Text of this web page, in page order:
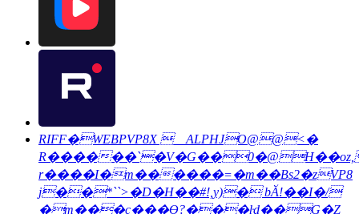
RIFF�WEBPVP8X __ALPHJO@@<�
R����
r����I�m������=�m��Bs2�zVP8
j��*``>�D�H��#!,y)� bӐ!��I�/
�m���c���Ө?���ŀd��G�Z